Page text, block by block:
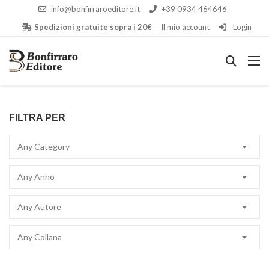
info@bonfirraroeditore.it
+39 0934 464646
Spedizioni gratuite sopra i 20€
Il mio account Login
FILTRA PER
Any Category
Any Anno
Any Autore
Any Collana